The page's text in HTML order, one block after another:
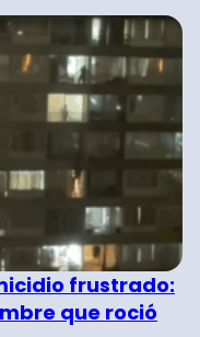
frustrado:
que roció